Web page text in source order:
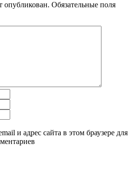
опубликован. Обязательные поля
и адрес сайта в этом браузере для